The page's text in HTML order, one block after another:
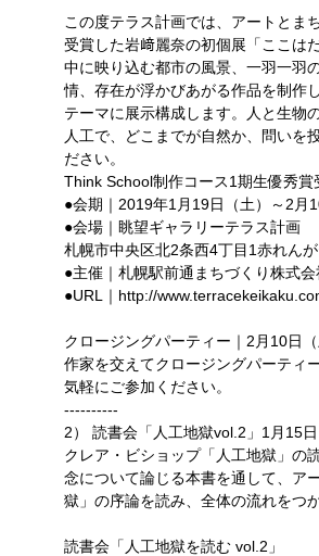
この度テラス計画では、アートとま
受賞した岩﨑麗奈の初個展「ここは
中に映り込む都市の風景、一羽一羽
情、存在が浮かびあがる作品を制作
テーマに展示構成します。人と生物
人工で、どこまでが自然か、問いを
ださい。
Think School制作コース1期生優秀賞
●会期｜2019年1月19日（土）～2月
●会場｜眺望ギャラリーテラス計画
札幌市中央区北2条西4丁目1赤れん
●主催｜札幌駅前通まちづくり株式
●URL｜http://
クロージングパーティー｜2月10日
作家を交えてクロージングパーティ
気軽にご参加ください。
----------
2） 読書会「人工地獄vol.2」1月15
クレア・ビショップ「人工地獄」の
念について論じる本書を通して、ア
獄」の序論を読み、全体の流れをつ
読書会「人工地獄を読む vol.2」